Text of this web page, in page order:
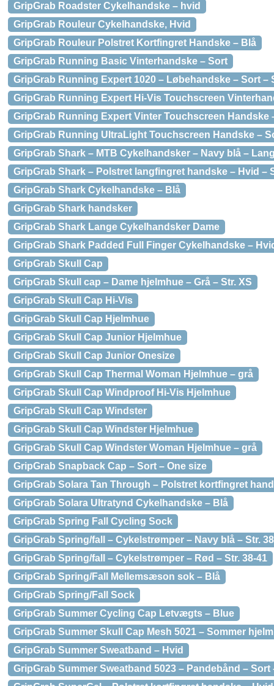
GripGrab Roadster Cykelhandske – hvid
GripGrab Rouleur Cykelhandske, Hvid
GripGrab Rouleur Polstret Kortfingret Handske – Blå
GripGrab Running Basic Vinterhandske – Sort
GripGrab Running Expert 1020 – Løbehandske – Sort –
GripGrab Running Expert Hi-Vis Touchscreen
GripGrab Running Expert Vinter Touchscreen Handske
GripGrab Running UltraLight Touchscreen Handske –
GripGrab Shark – MTB Cykelhandsker – Navy blå –
GripGrab Shark – Polstret langfingret handske – Hvid –
GripGrab Shark Cykelhandske – Blå
GripGrab Shark handsker
GripGrab Shark Lange Cykelhandsker Dame
GripGrab Shark Padded Full Finger Cykelhandske –
GripGrab Skull Cap
GripGrab Skull cap – Dame hjelmhue – Grå – Str. XS
GripGrab Skull Cap Hi-Vis
GripGrab Skull Cap Hjelmhue
GripGrab Skull Cap Junior Hjelmhue
GripGrab Skull Cap Junior Onesize
GripGrab Skull Cap Thermal Woman Hjelmhue – grå
GripGrab Skull Cap Windproof Hi-Vis Hjelmhue
GripGrab Skull Cap Windster
GripGrab Skull Cap Windster Hjelmhue
GripGrab Skull Cap Windster Woman Hjelmhue – grå
GripGrab Snapback Cap – Sort – One size
GripGrab Solara Tan Through – Polstret kortfingret
GripGrab Solara Ultratynd Cykelhandske – Blå
GripGrab Spring Fall Cycling Sock
GripGrab Spring/fall – Cykelstrømper – Navy blå – Str.
GripGrab Spring/fall – Cykelstrømper – Rød – Str. 38-41
GripGrab Spring/Fall Mellemsæson sok – Blå
GripGrab Spring/Fall Sock
GripGrab Summer Cycling Cap Letvægts – Blue
GripGrab Summer Skull Cap Mesh 5021 – Sommer
GripGrab Summer Sweatband – Hvid
GripGrab Summer Sweatband 5023 – Pandebånd – Sort